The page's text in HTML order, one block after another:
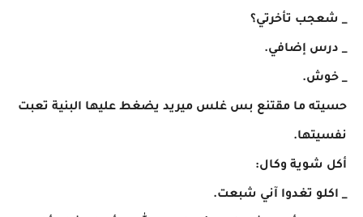
_ شعجب تأخرتي؟
_ درس إضافي.
_ خوش.
حسيته ما مقتنع بس غلس ميريد يضغط عليها البنية تعبت
نفسيتها.
أكل شوية وكال:
_ اكلو تغدوا آني شبعت.